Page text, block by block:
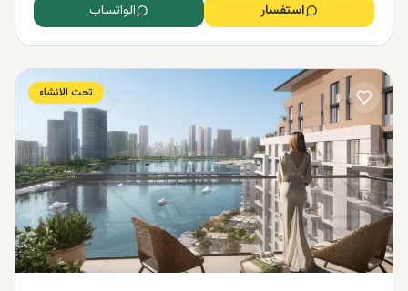
استفسار الواتساب
تحت الانشاء